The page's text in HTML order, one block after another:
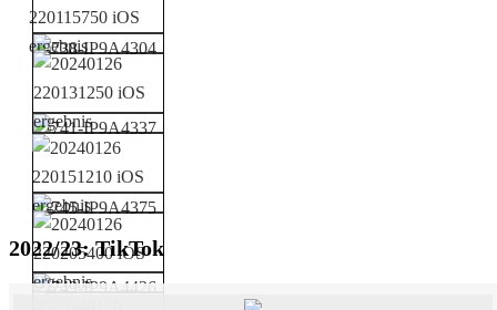
2022/23: TikTok